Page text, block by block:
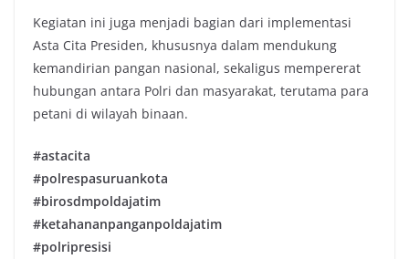
Kegiatan ini juga menjadi bagian dari implementasi
Asta Cita Presiden, khususnya dalam mendukung
kemandirian pangan nasional, sekaligus mempererat
hubungan antara Polri dan masyarakat, terutama para
petani di wilayah binaan.
#astacita
#polrespasuruankota
#birosdmpoldajatim
#ketahananpanganpoldajatim
#polripresisi